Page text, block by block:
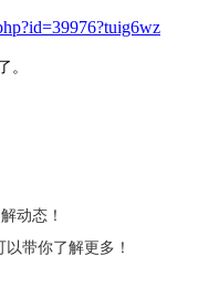
。
动态！
以带你了解更多！